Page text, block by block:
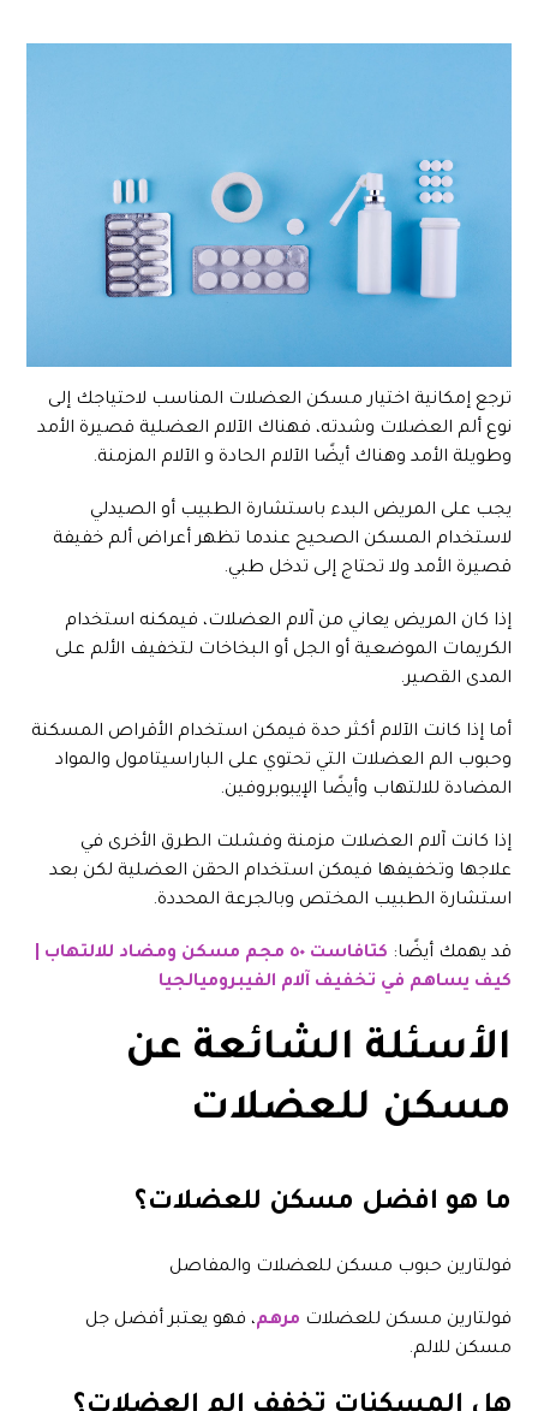
ترجع إمكانية اختيار مسكن العضلات المناسب لاحتياجك إلى
نوع ألم العضلات وشدته، فهناك الآلام العضلية قصيرة الأمد
وطويلة الأمد وهناك أيضًا الآلام الحادة و الآلام المزمنة.
يجب على المريض البدء باستشارة الطبيب أو الصيدلي
لاستخدام المسكن الصحيح عندما تظهر أعراض ألم خفيفة
قصيرة الأمد ولا تحتاج إلى تدخل طبي.
إذا كان المريض يعاني من آلام العضلات، فيمكنه استخدام
الكريمات الموضعية أو الجل أو البخاخات لتخفيف الألم على
المدى القصير.
أما إذا كانت الآلام أكثر حدة فيمكن استخدام الأقراص المسكنة
وحبوب الم العضلات التي تحتوي على الباراسيتامول والمواد
المضادة للالتهاب وأيضًا الإيبوبروفين.
إذا كانت آلام العضلات مزمنة وفشلت الطرق الأخرى في
علاجها وتخفيفها فيمكن استخدام الحقن العضلية لكن بعد
استشارة الطبيب المختص وبالجرعة المحددة.
قد يهمك أيضًا:
كتافاست ٥٠ مجم مسكن ومضاد للالتهاب |
كيف يساهم في تخفيف آلام الفيبروميالجيا
الأسئلة الشائعة عن
مسكن للعضلات
ما هو افضل مسكن للعضلات؟
فولتارين حبوب مسكن للعضلات والمفاصل
فولتارين مسكن للعضلات مرهم، فهو يعتبر أفضل جل
مسكن للالم.